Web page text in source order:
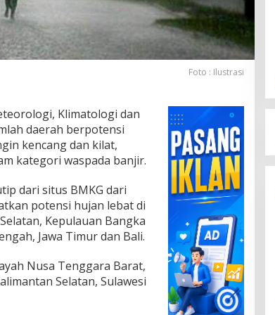
Foto : Ilustrasi
Klimatologi dan
daerah berpotensi
kencang dan kilat,
kategori waspada banjir.
dari situs BMKG dari
potensi hujan lebat di
Kepulauan Bangka
Jawa Timur dan Bali.
Nusa Tenggara Barat,
Selatan, Sulawesi